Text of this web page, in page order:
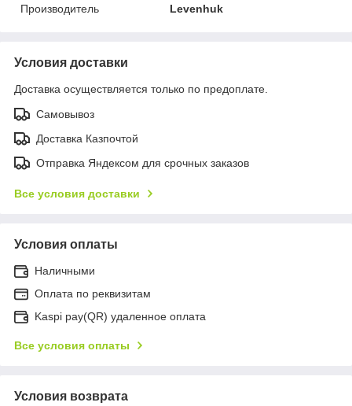
Производитель
Levenhuk
Условия доставки
Доставка осуществляется только по предоплате.
Самовывоз
Доставка Казпочтой
Отправка Яндексом для срочных заказов
Все условия доставки
Условия оплаты
Наличными
Оплата по реквизитам
Kaspi pay(QR) удаленное оплата
Все условия оплаты
Условия возврата